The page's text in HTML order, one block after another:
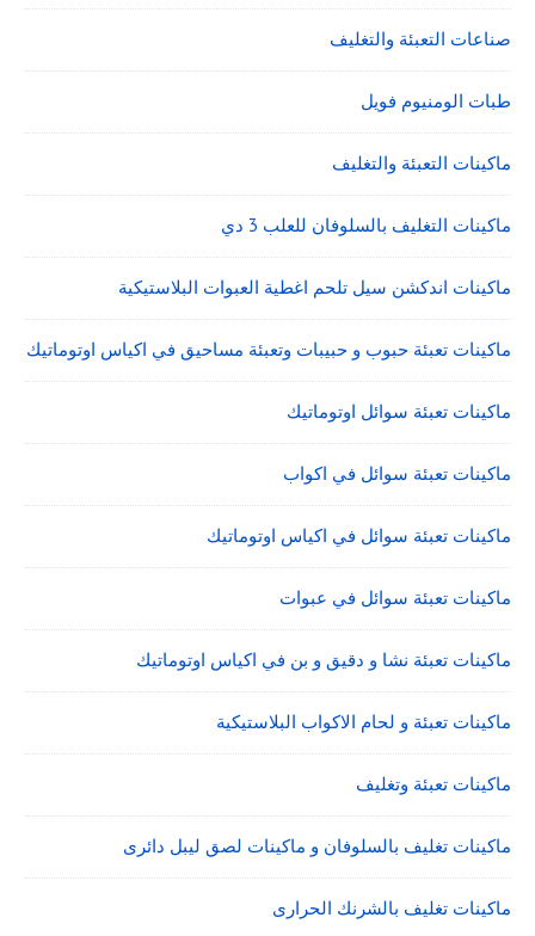
صناعات التعبئة والتغليف
طبات الومنيوم فويل
ماكينات التعبئة والتغليف
ماكينات التغليف بالسلوفان للعلب 3 دي
ماكينات اندكشن سيل تلحم اغطية العبوات البلاستيكية
ماكينات تعبئة حبوب و حبيبات وتعبئة مساحيق في اكياس اوتوماتيك
ماكينات تعبئة سوائل اوتوماتيك
ماكينات تعبئة سوائل في اكواب
ماكينات تعبئة سوائل في اكياس اوتوماتيك
ماكينات تعبئة سوائل في عبوات
ماكينات تعبئة نشا و دقيق و بن في اكياس اوتوماتيك
ماكينات تعبئة و لحام الاكواب البلاستيكية
ماكينات تعبئة وتغليف
ماكينات تغليف بالسلوفان و ماكينات لصق ليبل دائرى
ماكينات تغليف بالشرنك الحرارى